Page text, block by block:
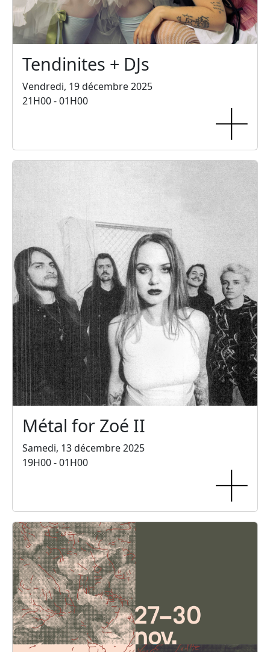
Tendinites + DJs
Vendredi, 19 décembre 2025
21H00 - 01H00
Métal for Zoé II
Samedi, 13 décembre 2025
19H00 - 01H00